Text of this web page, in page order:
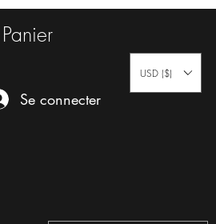
Panier
Se connecter
USD ($)